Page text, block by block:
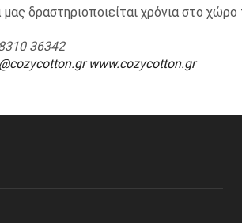
μας δραστηριοποιείται χρόνια στο
36342
www.cozycotton.gr